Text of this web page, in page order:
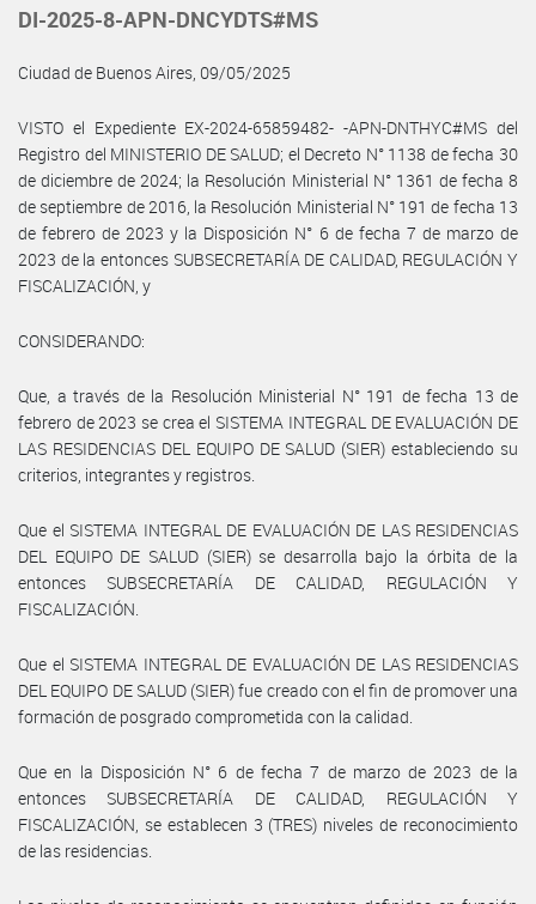
DI-2025-8-APN-DNCYDTS#MS
Ciudad de Buenos Aires, 09/05/2025
VISTO el Expediente EX-2024-65859482- -APN-DNTHYC#MS del
Registro del MINISTERIO DE SALUD; el Decreto N° 1138 de fecha 30
de diciembre de 2024; la Resolución Ministerial N° 1361 de fecha 8
de septiembre de 2016, la Resolución Ministerial N° 191 de fecha 13
de febrero de 2023 y la Disposición N° 6 de fecha 7 de marzo de
2023 de la entonces SUBSECRETARÍA DE CALIDAD, REGULACIÓN Y
FISCALIZACIÓN, y
CONSIDERANDO:
Que, a través de la Resolución Ministerial N° 191 de fecha 13 de
febrero de 2023 se crea el SISTEMA INTEGRAL DE EVALUACIÓN DE
LAS RESIDENCIAS DEL EQUIPO DE SALUD (SIER) estableciendo su
criterios, integrantes y registros.
Que el SISTEMA INTEGRAL DE EVALUACIÓN DE LAS RESIDENCIAS
DEL EQUIPO DE SALUD (SIER) se desarrolla bajo la órbita de la
entonces SUBSECRETARÍA DE CALIDAD, REGULACIÓN Y
FISCALIZACIÓN.
Que el SISTEMA INTEGRAL DE EVALUACIÓN DE LAS RESIDENCIAS
DEL EQUIPO DE SALUD (SIER) fue creado con el fin de promover una
formación de posgrado comprometida con la calidad.
Que en la Disposición N° 6 de fecha 7 de marzo de 2023 de la
entonces SUBSECRETARÍA DE CALIDAD, REGULACIÓN Y
FISCALIZACIÓN, se establecen 3 (TRES) niveles de reconocimiento
de las residencias.